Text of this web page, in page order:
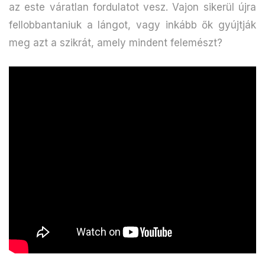
az este váratlan fordulatot vesz. Vajon sikerül újra
fellobbantaniuk a lángot, vagy inkább ők gyújtják
meg azt a szikrát, amely mindent felemészt?